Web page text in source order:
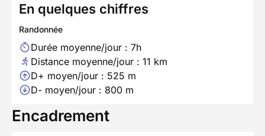
En quelques chiffres
Randonnée
Durée moyenne/jour : 7h
Distance moyenne/jour : 11 km
D+ moyen/jour : 525 m
D- moyen/jour : 800 m
Encadrement